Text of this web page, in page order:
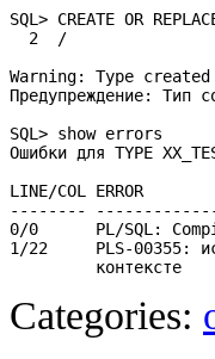
SQL> CREATE OR
  2  /
Warning: Type
Предупреждение: Тип
SQL> show errors
Ошибки для TYPE
LINE/COL ERROR
--------
0/0      PL/SQL:
1/22     PLS-00355:
         контексте
Categories: